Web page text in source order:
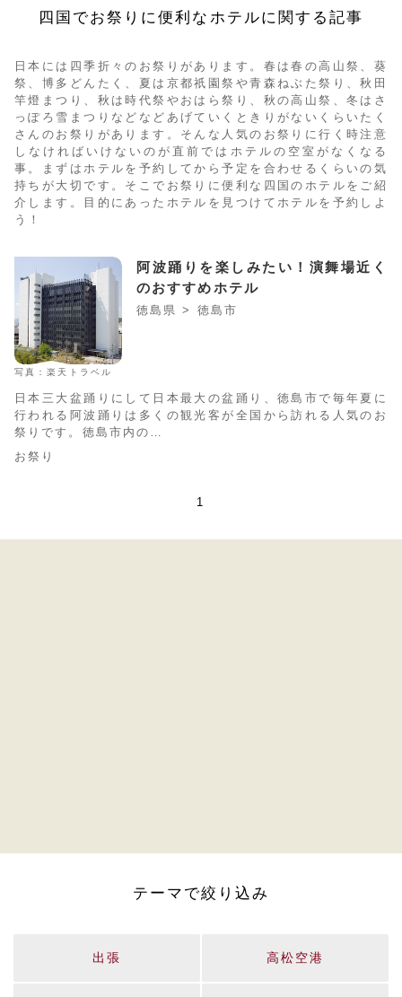
四国でお祭りに便利なホテルに関する記事
日本には四季折々のお祭りがあります。春は春の高山祭、葵
祭、博多どんたく、夏は京都祇園祭や青森ねぶた祭り、秋田
竿燈まつり、秋は時代祭やおはら祭り、秋の高山祭、冬はさ
っぽろ雪まつりなどなどあげていくときりがないくらいたく
さんのお祭りがあります。そんな人気のお祭りに行く時注意
しなければいけないのが直前ではホテルの空室がなくなる
事。まずはホテルを予約してから予定を合わせるくらいの気
持ちが大切です。そこでお祭りに便利な四国のホテルをご紹
介します。目的にあったホテルを見つけてホテルを予約しよ
う！
写真：楽天トラベル
阿波踊りを楽しみたい！演舞場近く
のおすすめホテル
徳島県 > 徳島市
日本三大盆踊りにして日本最大の盆踊り、徳島市で毎年夏に
行われる阿波踊りは多くの観光客が全国から訪れる人気のお
祭りです。徳島市内の…
お祭り
1
テーマで絞り込み
高松空港
出張